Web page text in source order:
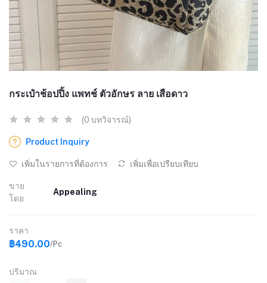
กระเป๋าช้อปปิ้ง แพทช์ ตัวอักษร ลาย เสือดาว
(0 บทวิจารณ์)
Product Inquiry
เพิ่มในรายการที่ต้องการ เพิ่มเพื่อเปรียบเทียบ
ขาย
โดย
Appealing
ราคา
฿490.00/Pc
ปริมาณ